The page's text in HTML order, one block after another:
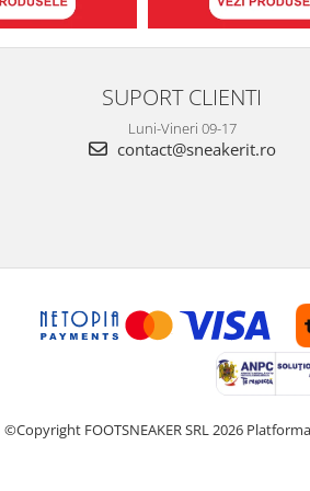
SUPORT CLIENTI
Luni-Vineri 09-17
contact@sneakerit.ro
©Copyright FOOTSNEAKER SRL 2026